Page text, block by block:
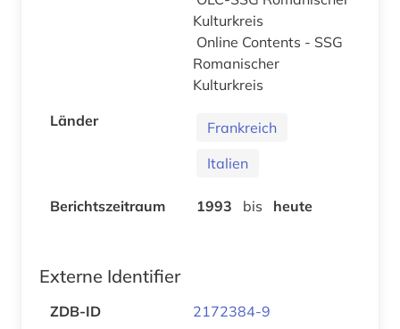
Kulturkreis
Online Contents - SSG
Romanischer
Kulturkreis
Länder
Frankreich
Italien
Berichtszeitraum 1993 bis heute
Externe Identifier
ZDB-ID 2172384-9